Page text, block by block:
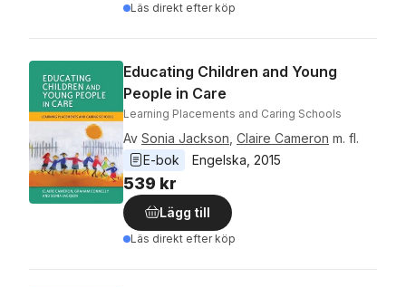
Läs direkt efter köp
Educating Children and Young
People in Care
Learning Placements and Caring Schools
Av Sonia Jackson, Claire Cameron m. fl.
E-bok
Engelska, 2015
539 kr
Lägg till
Läs direkt efter köp